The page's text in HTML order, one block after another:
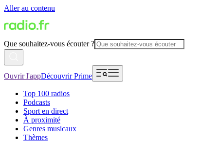
Aller au contenu
Que souhaitez-vous écouter ?
Ouvrir l'appDécouvrir Prime
Top 100 radios
Podcasts
Sport en direct
À proximité
Genres musicaux
Thèmes